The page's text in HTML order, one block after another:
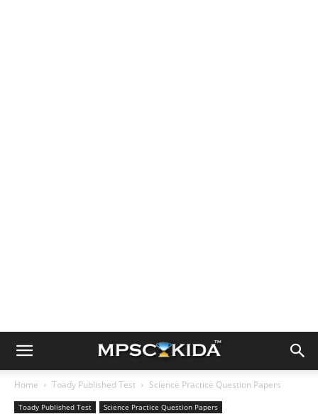
Home Toady Published Test Science Practice Question Papers
Toady Published Test Science Practice Question Papers